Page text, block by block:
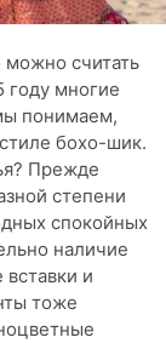
считать
году многие
понимаем,
бохо-шик.
Прежде
степени
спокойных
наличие
и
тоже